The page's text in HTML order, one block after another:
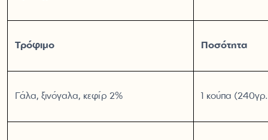
Τρόφιμο Ποσότητα
Γάλα, ξινόγαλα, κεφίρ 2% 1 κούπα